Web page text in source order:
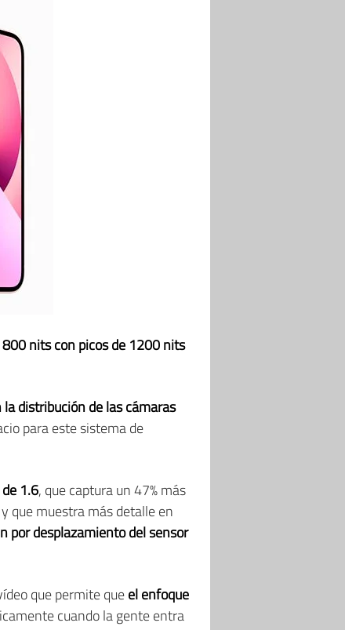
800 nits con picos de 1200 nits
la distribución de las cámaras
para este sistema de
1.6, que captura un 47% más
que muestra más detalle en
por desplazamiento del sensor
que permite queel enfoque
cuando la gente entra